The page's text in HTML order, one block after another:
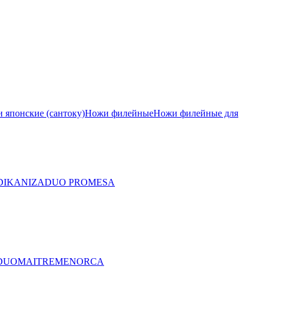
(сантоку)Ножи филейныеНожи филейные для
NIZADUO PROMESA
MAITREMENORCA